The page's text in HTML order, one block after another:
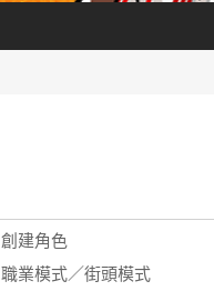
創建角色
職業模式／街頭模式